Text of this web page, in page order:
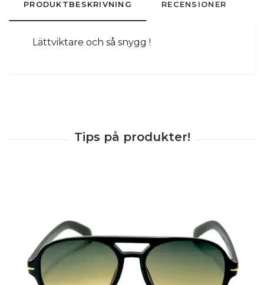
PRODUKTBESKRIVNING RECENSIONER
Lättviktare och så snygg !